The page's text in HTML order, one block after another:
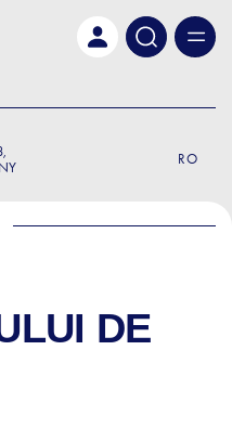
RO
DE